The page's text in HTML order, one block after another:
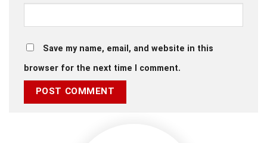
Save my name, email, and website in this
browser for the next time I comment.